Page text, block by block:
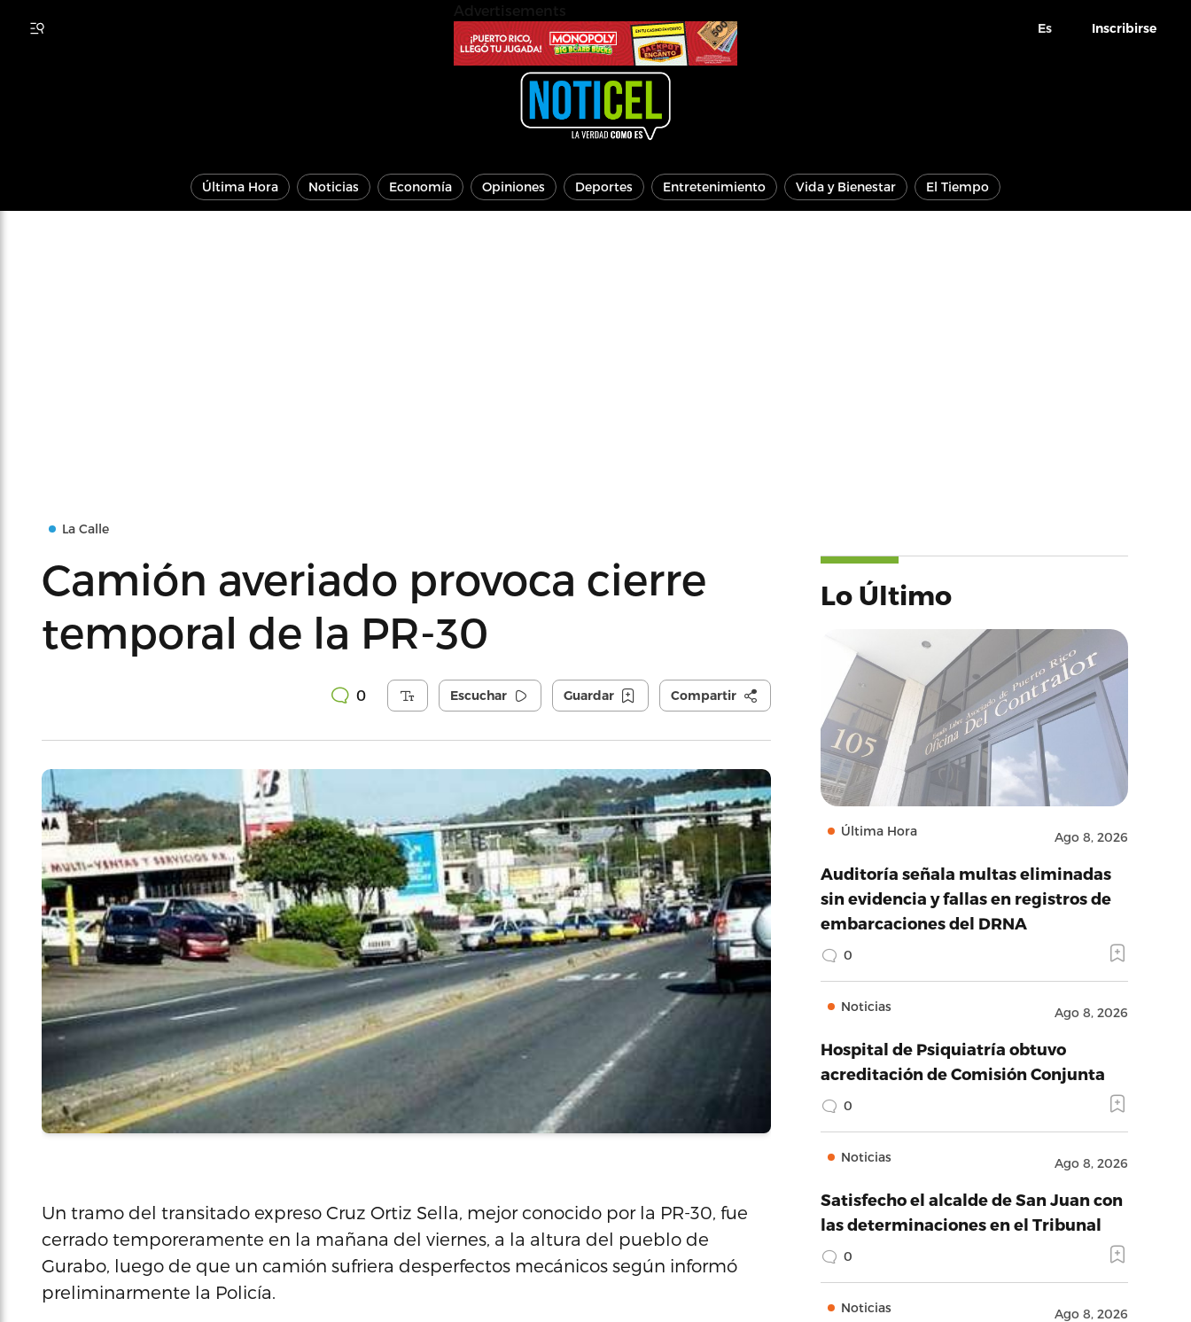
Es Inscribirse
Última Hora Noticias Economía Opiniones Deportes Entretenimiento Vida y Bienestar El Tiempo
La Calle
Camión averiado provoca cierre
temporal de la PR-30
0 Escuchar Guardar Compartir
Un tramo del transitado expreso Cruz Ortiz Sella, mejor conocido por la PR-30, fue
cerrado temporeramente en la mañana del viernes, a la altura del pueblo de
Gurabo, luego de que un camión sufriera desperfectos mecánicos según informó
preliminarmente la Policía.
Lo Último
Última Hora Ago 8, 2026
Auditoría señala multas eliminadas
sin evidencia y fallas en registros de
embarcaciones del DRNA
0
Noticias Ago 8, 2026
Hospital de Psiquiatría obtuvo
acreditación de Comisión Conjunta
0
Noticias Ago 8, 2026
Satisfecho el alcalde de San Juan con
las determinaciones en el Tribunal
0
Noticias Ago 8, 2026